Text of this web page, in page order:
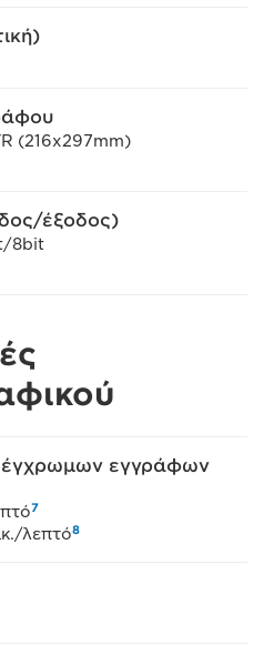
(216x297mm)
έξοδος)
8bit
έγχρωμων εγγράφων
7
λεπτό8